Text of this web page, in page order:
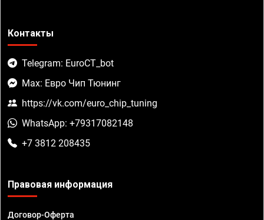
Контакты
Telegram: EuroCT_bot
Max: Евро Чип Тюнинг
https://vk.com/euro_chip_tuning
WhatsApp: +79317082148
+7 3812 208435
Правовая информация
Договор-Оферта